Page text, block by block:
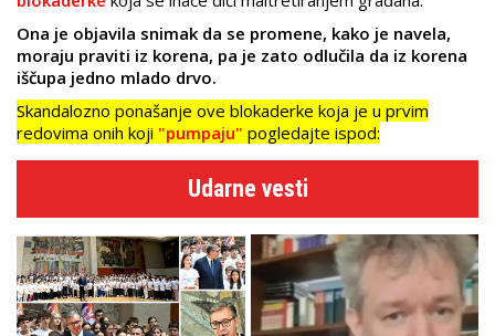
Ona je objavila snimak da se promene, kako je navela,
moraju praviti iz korena, pa je zato odlučila da iz korena
iščupa jedno mlado drvo.
Skandalozno ponašanje ove blokaderke koja je u prvim
redovima onih koji "pumpaju" pogledajte ispod:
Udarne vesti